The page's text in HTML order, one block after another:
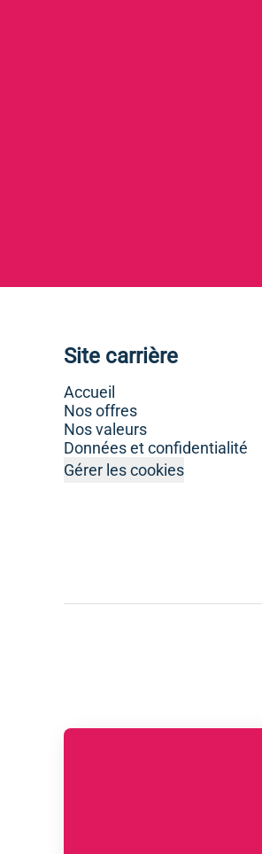
Site carrière
Accueil
Nos offres
Nos valeurs
Données et confidentialité
Gérer les cookies